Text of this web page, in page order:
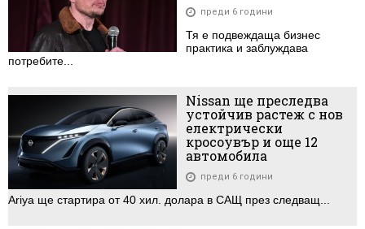
преди 6 години
Тя е подвеждаща бизнес
практика и заблуждава
потребите...
Nissan ще преследва
устойчив растеж с нов
електрически
кросоувър и още 12
автомобила
преди 6 години
Ariya ще стартира от 40 хил. долара в САЩ през следващ...